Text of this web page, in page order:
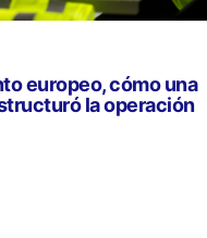
europeo, cómo una
la operación